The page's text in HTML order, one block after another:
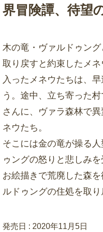
界冒険譚、待望
木の竜・ヴァルドゥン
取り戻すと約束したメ
入ったメネウたちは、
う。途中、立ち寄った
さんに、ヴァラ森林で
ネウたち。
そこには金の竜が操る
ゥングの怒りと悲しみ
お絵描きで荒廃した森
ルドゥングの住処を取
発売日 : 2020年11月5日